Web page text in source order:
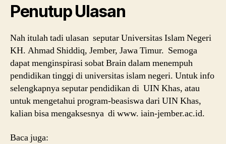
Penutup Ulasan
Nah itulah tadi ulasan seputar Universitas Islam Negeri
KH. Ahmad Shiddiq, Jember, Jawa Timur. Semoga
dapat menginspirasi sobat Brain dalam menempuh
pendidikan tinggi di universitas islam negeri. Untuk info
selengkapnya seputar pendidikan di UIN Khas, atau
untuk mengetahui program-beasiswa dari UIN Khas,
kalian bisa mengaksesnya di www. iain-jember.ac.id.
Baca juga: